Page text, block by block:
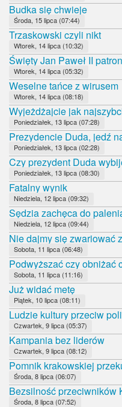
Budka się chwieje
Środa, 15 lipca (07:44)
Trzaskowski czyli nikt
Wtorek, 14 lipca (10:32)
Święty Jan Paweł II
Wtorek, 14 lipca (05:32)
Weselne tańce z wirusem
Wtorek, 14 lipca (08:18)
Wyjeżdżajcie jak
Poniedziałek, 13 lipca (07:28)
Prezydencie Duda, jedź
Poniedziałek, 13 lipca (02:28)
Czy prezydent Duda
Poniedziałek, 13 lipca (08:30)
Fatalny wynik
Niedziela, 12 lipca (09:32)
Sędzia zachęca do
Niedziela, 12 lipca (09:44)
Nie dajmy się zwariować
Sobota, 11 lipca (06:48)
Podwyższać czy obniżać
Sobota, 11 lipca (11:16)
Już widać metę
Piątek, 10 lipca (08:11)
Ludzie kultury przeciw
Czwartek, 9 lipca (05:37)
Kampania bez liderów
Czwartek, 9 lipca (08:12)
Pomnik krakowskiej
Środa, 8 lipca (06:07)
Bezsilność przeciwników
Środa, 8 lipca (07:52)